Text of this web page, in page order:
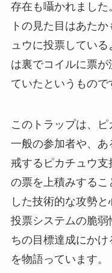
存在も囁かれまし
トの見た目はあた
ュウに投票してい
は裏でコイルに票
ていたというもので
このトラップは、
一般の参加者や、
戒するピカチュウ
の票を上積みするこ
した技術的な攻勢
投票システムの脆
ちの目標達成にか
を物語っています。